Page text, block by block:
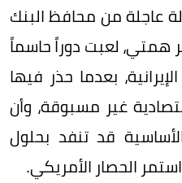
عاجلة من محافظ البنك
همتي، لعبت دوراً حاسماً
بعدما حذر فيها
غير مسبوقة، وأن
قد تنفد بحلول
الحصار الأمريكي.